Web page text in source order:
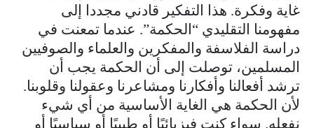
غاية وفكرة. هذا التفكير قادني مجددا إلى
مفهومنا التقليدي “الحكمة”. عندما تمعنت في
دراسة الفلاسفة والمفكرين والعلماء والصوفيين
المسلمين، توصلت إلى أن الحكمة يجب أن
ترشد أفعالنا وأفكارنا ومشاعرنا وعقولنا وقلوبنا.
لأن الحكمة هي الغاية الأساسية من أي شيء
نفعله. سواء كنت فيزيائيًا أو طبيبًا أو سياسيًا أو